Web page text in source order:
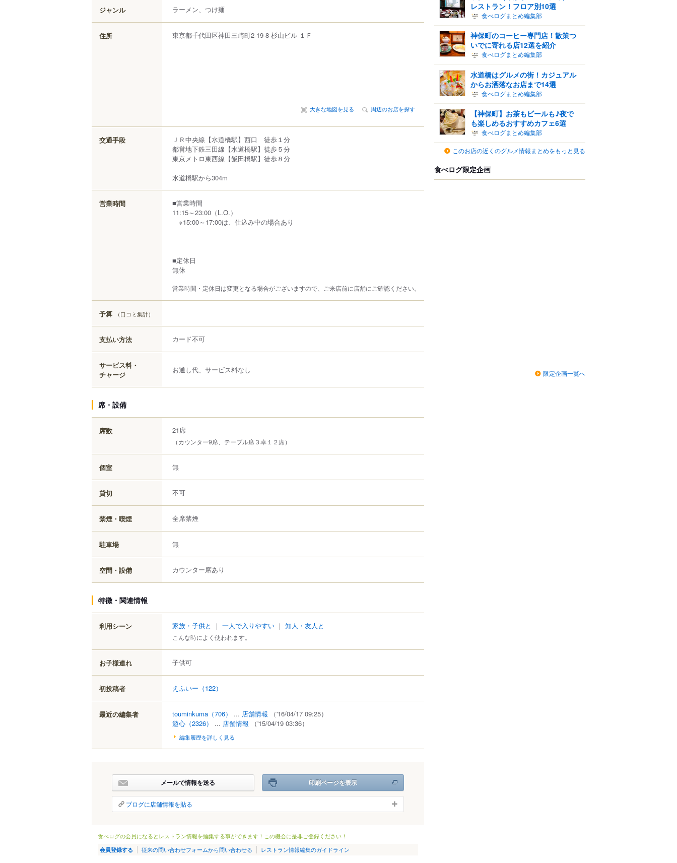
ジャンル ラーメン、つけ麺
住所 東京都千代田区神田三崎町2-19-8 杉山ビル １Ｆ
大きな地図を見る 周辺のお店を探す
交通手段
ＪＲ中央線【水道橋駅】西口 徒歩１分
都営地下鉄三田線【水道橋駅】徒歩５分
東京メトロ東西線【飯田橋駅】徒歩８分
水道橋駅から304m
営業時間
■営業時間
11:15～23:00（L.O.）
※15:00～17:00は、仕込み中の場合あり
■定休日
無休
営業時間・定休日は変更となる場合がございますので、ご来店前に店舗にご確認ください。
予算 （口コミ集計）
支払い方法 カード不可
サービス料・
チャージ
お通し代、サービス料なし
席・設備
席数 21席
（カウンター9席、テーブル席３卓１２席）
個室 無
貸切 不可
禁煙・喫煙 全席禁煙
駐車場 無
空間・設備 カウンター席あり
特徴・関連情報
利用シーン 家族・子供と ｜ 一人で入りやすい ｜ 知人・友人と
こんな時によく使われます。
お子様連れ 子供可
初投稿者 えふいー （122）
最近の編集者 touminkuma （706） ... 店舗情報
（'16/04/17 09:25）
遊心 （2326） ... 店舗情報 （'15/04/19 03:36）
編集履歴を詳しく見る
メールで情報を送る 印刷ページを表示
ブログに店舗情報を貼る
食べログの会員になるとレストラン情報を編集する事ができます！この機会に是非ご登録ください！
会員登録する 従来の問い合わせフォームから問い合わせる レストラン情報編集のガイドライン
レストラン！フロア別10選
食べログまとめ編集部
神保町のコーヒー専門店！散策つ
いでに寄れる店12選を紹介
食べログまとめ編集部
水道橋はグルメの街！カジュアル
からお洒落なお店まで14選
食べログまとめ編集部
【神保町】お茶もビールも♪夜で
も楽しめるおすすめカフェ6選
食べログまとめ編集部
このお店の近くのグルメ情報まとめをもっと見る
食べログ限定企画
限定企画一覧へ